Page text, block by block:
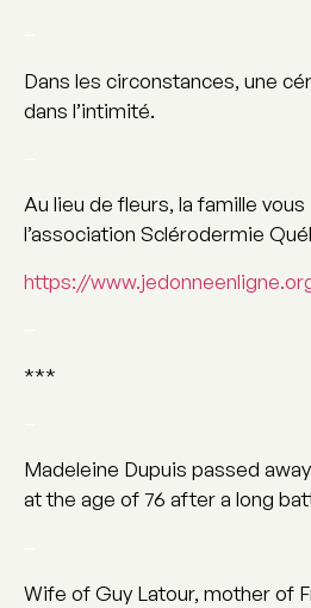
Dans les circonstances, une
dans l’intimité.
Au lieu de fleurs, la famille
l’association Sclérodermie
https://
***
Madeleine Dupuis passed
at the age of 76 after a long
Wife of Guy Latour, mother of